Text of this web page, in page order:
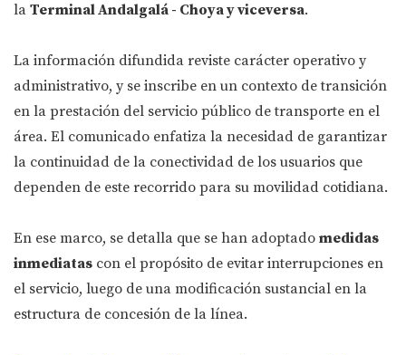
la Terminal Andalgalá - Choya y viceversa.
La información difundida reviste carácter operativo y
administrativo, y se inscribe en un contexto de transición
en la prestación del servicio público de transporte en el
área. El comunicado enfatiza la necesidad de garantizar
la continuidad de la conectividad de los usuarios que
dependen de este recorrido para su movilidad cotidiana.
En ese marco, se detalla que se han adoptado medidas
inmediatas con el propósito de evitar interrupciones en
el servicio, luego de una modificación sustancial en la
estructura de concesión de la línea.